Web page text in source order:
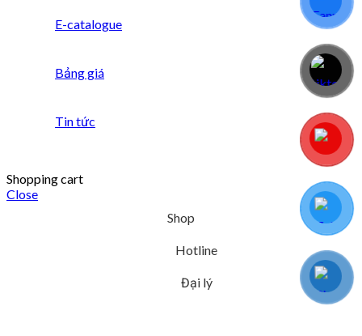
E-catalogue
Bảng giá
Tin tức
Shopping cart
Close
Shop
Hotline
Đại lý